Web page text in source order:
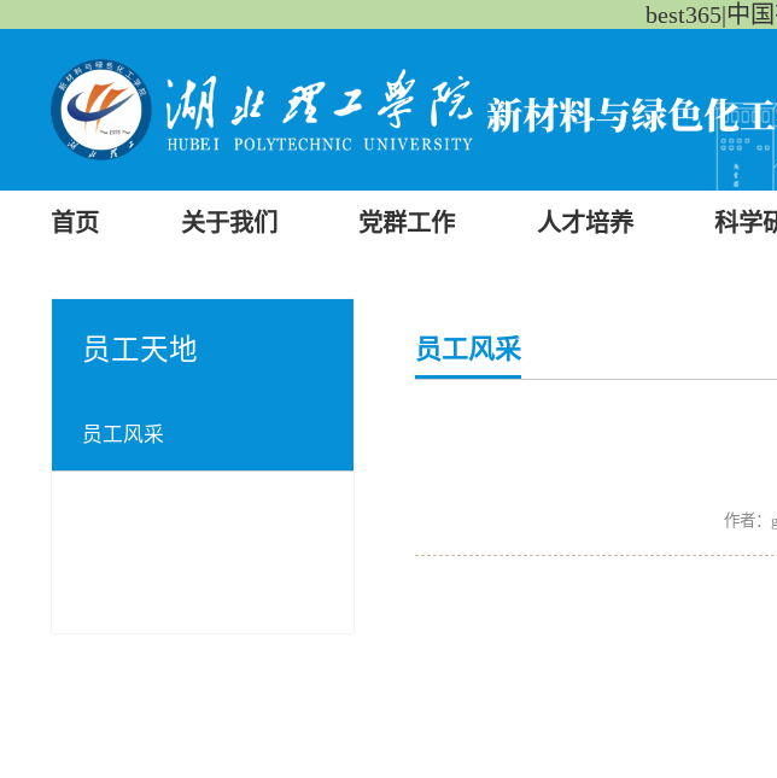
best365|中
首页 关于我们 党群工作 人才培养 科学
员工天地
员工风采
员工风采
作者